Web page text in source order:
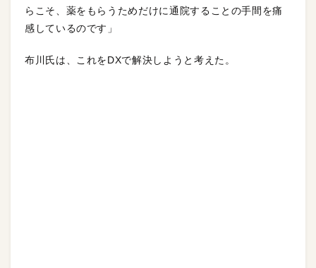
らこそ、薬をもらうためだけに通院することの手間を痛
感しているのです」
布川氏は、これをDXで解決しようと考えた。